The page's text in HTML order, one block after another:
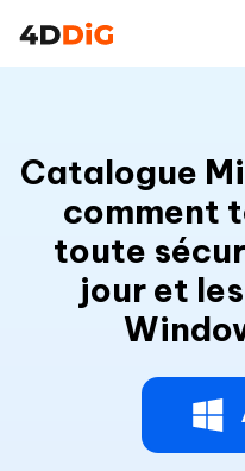
Catalogue
comment
toute
jour et